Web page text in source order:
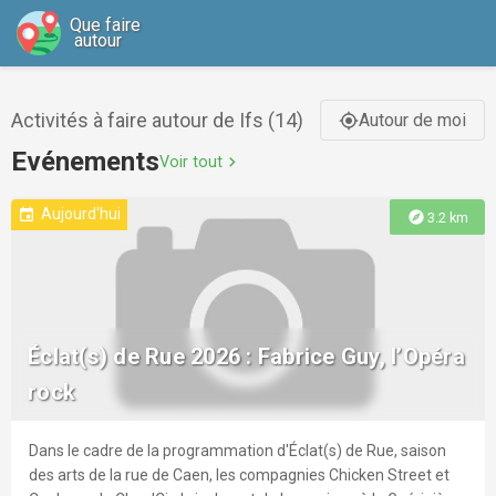
Que faire
autour
Activités à faire autour de Ifs (14) gps_fixedAutour de moi
EvénementsVoir tout chevron_right
explore 3.2 km
event Aujourd'hui
Éclat(s) de Rue 2026 : Fabrice Guy, l’Opéra
rock
Dans le cadre de la programmation d'Éclat(s) de Rue, saison
des arts de la rue de Caen, les compagnies Chicken Street et